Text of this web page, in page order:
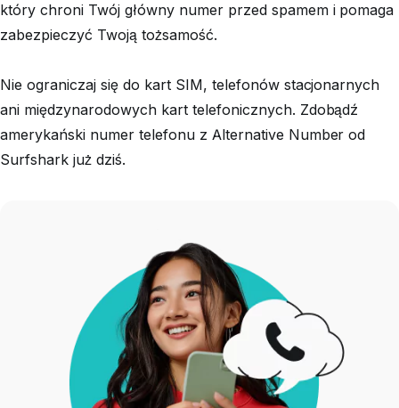
który chroni Twój główny numer przed spamem i pomaga
zabezpieczyć Twoją tożsamość.
Nie ograniczaj się do kart SIM, telefonów stacjonarnych
ani międzynarodowych kart telefonicznych. Zdobądź
amerykański numer telefonu z Alternative Number od
Surfshark już dziś.